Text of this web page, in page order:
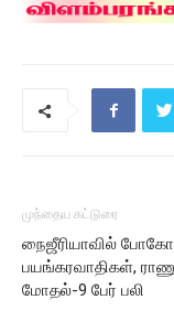
முந்தைய கட்டுரை
நைஜீரியாவில்
பயங்கரவாதிகள்,
மோதல்-9 பேர் பலி